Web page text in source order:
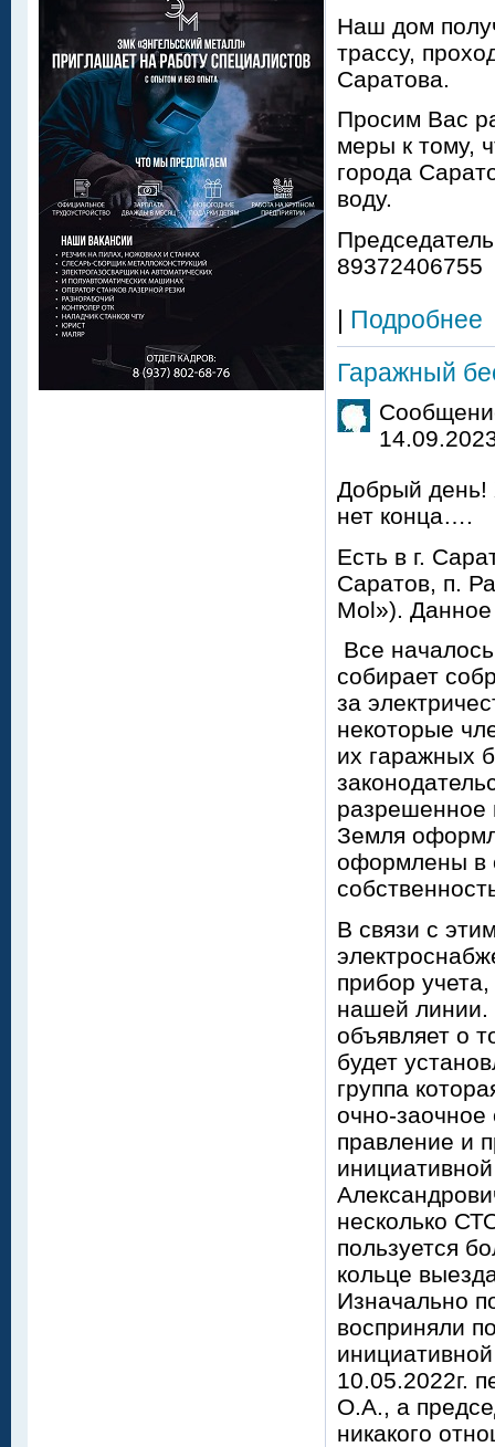
Наш дом
трассу,
Саратова.
Просим Вас
меры к тому,
города
воду.
89372406755
| Подробнее
Гаражный
Добрый день!
нет конца….
Есть в г.
Саратов, п.
Mol»). Данное
Все
собирает
за
некоторые
их гаражных
разрешенное
Земля
оформлены в
В связи с
прибор
нашей линии.
объявляет о
будет
группа
очно-заочное
правление и
несколько
пользуется
кольце
Изначально
восприняли
10.05.2022г.
О.А., а
никакого